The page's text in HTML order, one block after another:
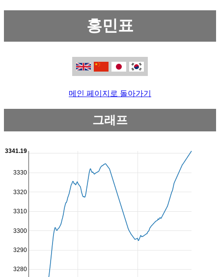
홍민표
메인 페이지로 돌아가기
그래프
3280
3290
3300
3310
3320
3330
3341.19